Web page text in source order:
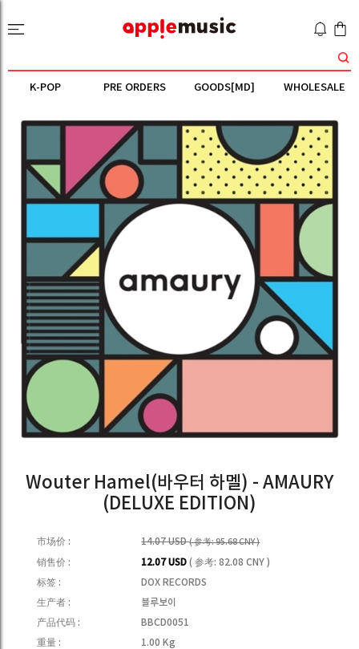
K-POP PRE ORDERS GOODS[MD] WHOLESALE
Wouter Hamel(바우터 하멜) - AMAURY
(DELUXE EDITION)
市场价 : 14.07 USD( 参考: 95.68 CNY )
销售价 : 12.07 USD( 参考: 82.08 CNY )
标签 :
DOX RECORDS
生产者 :
블루보이
产品代码 :
BBCD0051
重量 :
1.00 Kg